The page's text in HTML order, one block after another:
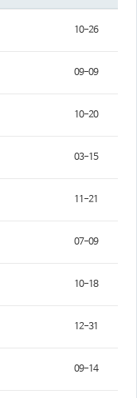
10-26
09-09
10-20
03-15
11-21
07-09
10-18
12-31
09-14